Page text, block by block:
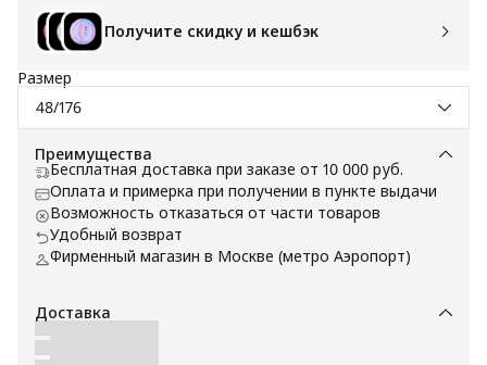
Получите скидку и кешбэк
Размер
48/176
Преимущества
Бесплатная доставка при заказе от 10 000 руб.
Оплата и примерка при получении в пункте выдачи
Возможность отказаться от части товаров
Удобный возврат
Фирменный магазин в Москве (метро Аэропорт)
Доставка